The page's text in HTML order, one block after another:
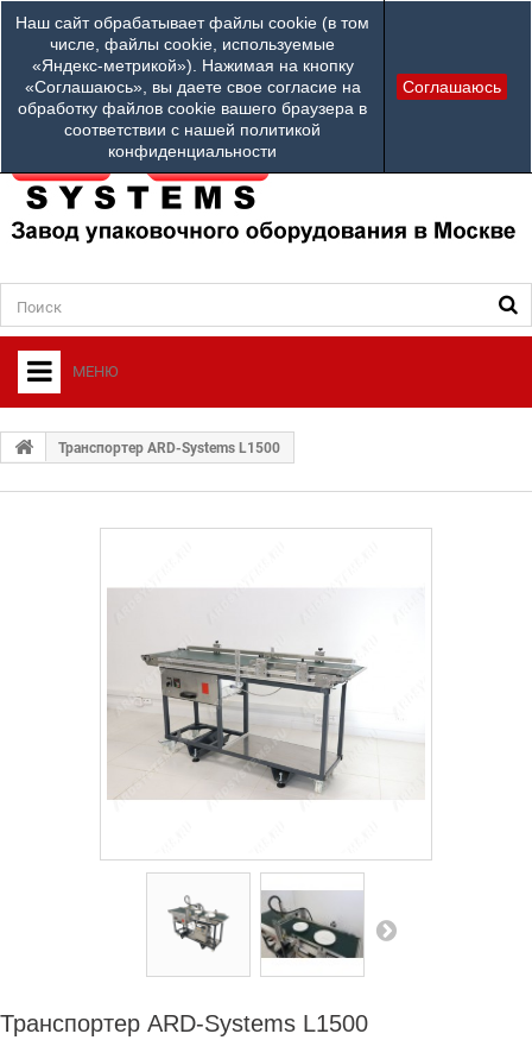
Наш сайт обрабатывает файлы cookie (в том
числе, файлы cookie, используемые
«Яндекс-метрикой»). Нажимая на кнопку
«Соглашаюсь», вы даете свое согласие на
обработку файлов cookie вашего браузера в
соответствии с нашей политикой
конфиденциальности
Соглашаюсь
Наши телефоны:
84952312100
Ваш город: Другой город
МЕНЮ
О ФИРМЕ
+
СЕРВИСНЫЙ ЦЕНТР
Транспортер ARD-Systems L1500
Транспортер ARD-Systems L1500